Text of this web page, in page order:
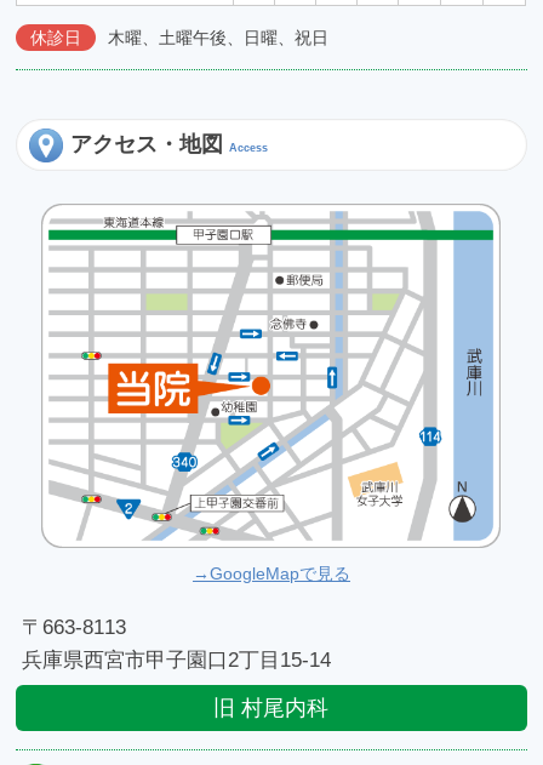
休診日 木曜、土曜午後、日曜、祝日
アクセス・地図Access
→GoogleMapで見る
〒663-8113
兵庫県西宮市甲子園口2丁目15-14
旧 村尾内科